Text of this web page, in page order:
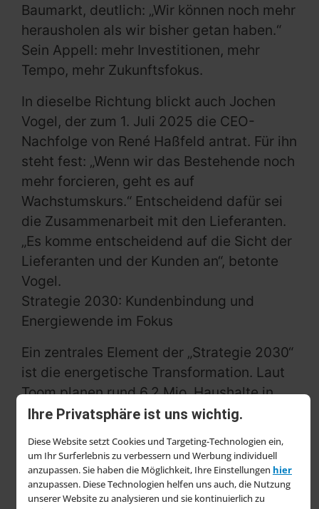
Ihre Privatsphäre ist uns wichtig.
Diese Website setzt Cookies und Targeting-Technologien ein,
um Ihr Surferlebnis zu verbessern und Werbung individuell
anzupassen. Sie haben die Möglichkeit, Ihre Einstellungen hier
anzupassen. Diese Technologien helfen uns auch, die Nutzung
unserer Website zu analysieren und sie kontinuierlich zu
Baumarkt, deutlich: „Wir können noch mehr
herausholen als wir bisher getan haben.“
Sein Appell: mehr Investitionen, mehr
Tempo, mehr Zukunftsfokus.
In dieselbe Richtung blickt auch Jochen
Vogel, der zum 1. Juli 2025 die CEO-
Nachfolge von René Haßfeld antrat. Für ihn
steht fest: „Wenn wir das Bestehende noch
mehr forcieren, geht es auf
Wachstumskurs.“ Entscheidend dafür sei
die Zusammenarbeit mit den Lieferanten.
„Es komme entscheidend auf die Sicht der
Lieferanten und der Kunden an“, betonte
Vogel.
Strategie 2030: Kundenbindung und
Energiewende im Fokus
Ein zentrales Element der „Strategie 2030“
ist die energetische Transformation. Laut
Toom planen rund 6,2 Mio. Haushalte in
Deutschland in den kommenden Jahren
Potenzial, das man mit gezielten
Angeboten und Kooperationen nutzen will.
Auch im Bereich Kundenbindung setzt